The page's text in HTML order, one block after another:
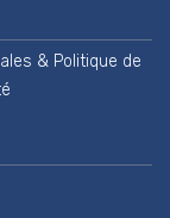
& Politique de